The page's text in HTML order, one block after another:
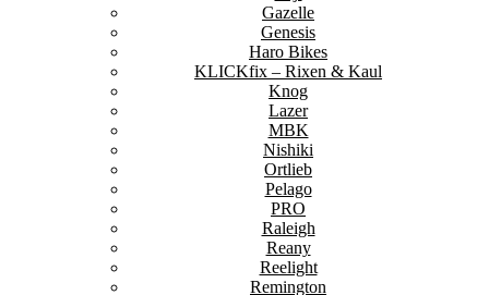
Gazelle
Genesis
Haro Bikes
KLICKfix – Rixen & Kaul
Knog
Lazer
MBK
Nishiki
Ortlieb
Pelago
PRO
Raleigh
Reany
Reelight
Remington